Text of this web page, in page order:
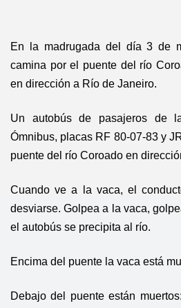
En la madrugada del día 3 de
camina por el puente del río
en dirección a Río de Janeiro.
Un autobús de pasajeros de
Ómnibus, placas RF 80-07-83 y
puente del río Coroado en
Cuando ve a la vaca, el
desviarse. Golpea a la vaca,
el autobús se precipita al río.
Encima del puente la vaca está
Debajo del puente están